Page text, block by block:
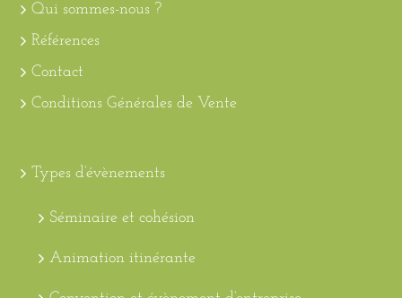
Qui sommes-nous ?
Références
Contact
Conditions Générales de Vente
Types d’évènements
Séminaire et cohésion
Animation itinérante